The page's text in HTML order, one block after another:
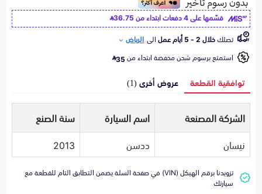
قسّمها على 4 دفعات ابتداء من
36.75
تصلكخلال 2 - 5 أيام عمل الى الرياض
استمتع برسوم شحن مخفضة ابتداء من35
توافقية القطعة عروض أخرى (1)
الشركة المصنعة اسم السيارة
سنة الصنع
نيسان
ددسن 2013
تزويدنا برقم الهيكل (VIN) في صفحة السلة يضمن التطابق التام للقطعة مع
سيارتك